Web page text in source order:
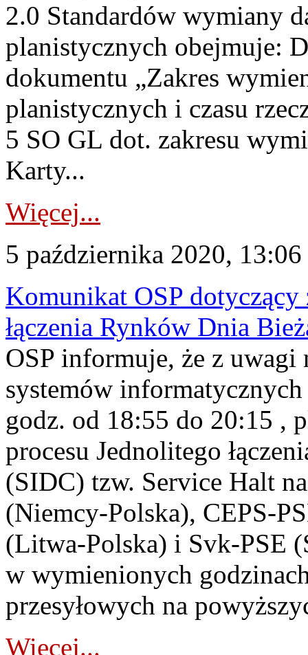
2.0 Standardów wymiany
planistycznych obejmuje:
dokumentu „Zakres
planistycznych i czasu
5 SO GL dot. zakresu
Karty...
Więcej...
5 października 2020, 13:06
Komunikat OSP dotyczący
łączenia Rynków Dnia
OSP informuje, że z uwagi
systemów
godz. od 18:55 do 20:15 ,
procesu Jednolitego
(SIDC) tzw. Service Halt
(Niemcy-Polska), CEPS-
(Litwa-Polska) i Svk-PSE
w wymienionych
przesyłowych na
Więcej...